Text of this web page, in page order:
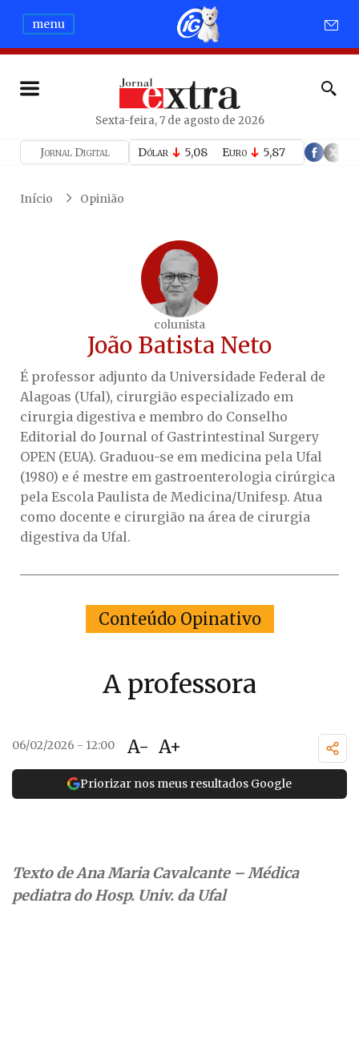
menu
Sexta-feira, 7 de agosto de 2026
Jornal Digital Dólar 5,08 Euro 5,87
Início Opinião
colunista
João Batista Neto
É professor adjunto da Universidade Federal de
Alagoas (Ufal), cirurgião especializado em
cirurgia digestiva e membro do Conselho
Editorial do Journal of Gastrintestinal Surgery
OPEN (EUA). Graduou-se em medicina pela Ufal
(1980) e é mestre em gastroenterologia cirúrgica
pela Escola Paulista de Medicina/Unifesp. Atua
como docente e cirurgião na área de cirurgia
digestiva da Ufal.
Conteúdo Opinativo
A professora
06/02/2026 - 12:00 A- A+
Priorizar nos meus resultados Google
Texto de Ana Maria Cavalcante – Médica
pediatra do Hosp. Univ. da Ufal